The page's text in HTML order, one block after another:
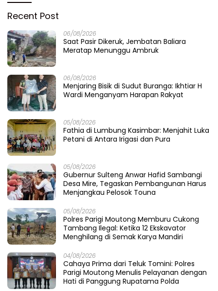
Recent Post
06/08/2026
Saat Pasir Dikeruk, Jembatan Baliara
Meratap Menunggu Ambruk
06/08/2026
Menjaring Bisik di Sudut Buranga: Ikhtiar H
Wardi Menganyam Harapan Rakyat
05/08/2026
Fathia di Lumbung Kasimbar: Menjahit Luka
Petani di Antara Irigasi dan Pura
05/08/2026
Gubernur Sulteng Anwar Hafid Sambangi
Desa Mire, Tegaskan Pembangunan Harus
Menjangkau Pelosok Touna
05/08/2026
Polres Parigi Moutong Memburu Cukong
Tambang Ilegal: Ketika 12 Ekskavator
Menghilang di Semak Karya Mandiri
04/08/2026
Cahaya Prima dari Teluk Tomini: Polres
Parigi Moutong Menulis Pelayanan dengan
Hati di Panggung Rupatama Polda